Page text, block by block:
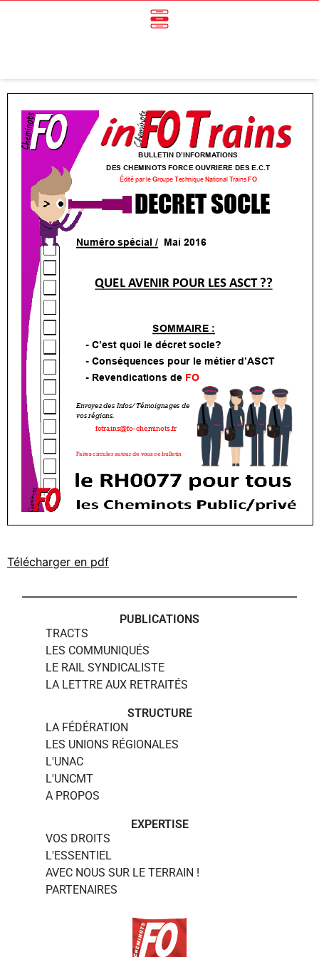
Télécharger en pdf
PUBLICATIONS
TRACTS
LES COMMUNIQUÉS
LE RAIL SYNDICALISTE
LA LETTRE AUX RETRAITÉS
STRUCTURE
LA FÉDÉRATION
LES UNIONS RÉGIONALES
L'UNAC
L'UNCMT
A PROPOS
EXPERTISE
VOS DROITS
L'ESSENTIEL
AVEC NOUS SUR LE TERRAIN !
PARTENAIRES